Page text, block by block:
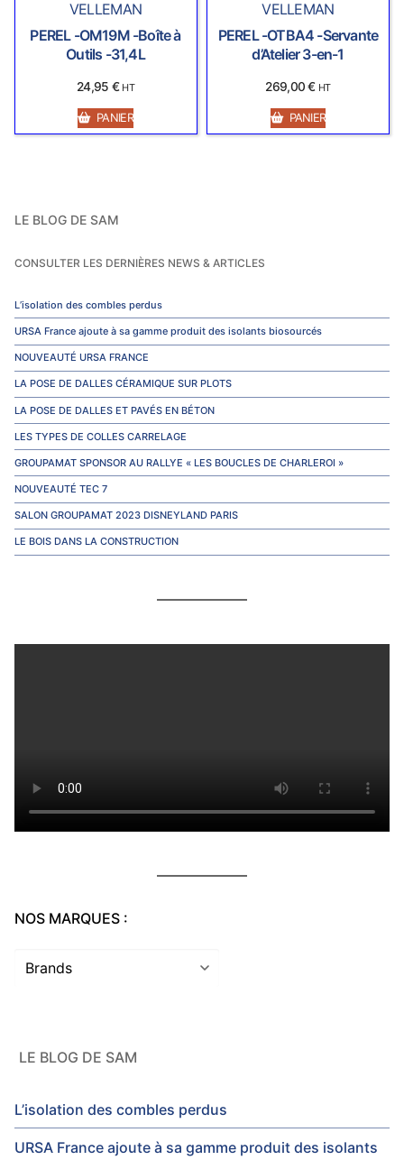
VELLEMAN
PEREL -OM19M -Boîte à
Outils -31,4L
24,95 € HT
PANIER
VELLEMAN
PEREL -OTBA4 -Servante
d’Atelier 3-en-1
269,00€ HT
PANIER
LE BLOG DE SAM
CONSULTER LES DERNIÈRES NEWS & ARTICLES
L’isolation des combles perdus
URSA France ajoute à sa gamme produit des isolants biosourcés
NOUVEAUTÉ URSA FRANCE
LA POSE DE DALLES CÉRAMIQUE SUR PLOTS
LA POSE DE DALLES ET PAVÉS EN BÉTON
LES TYPES DE COLLES CARRELAGE
GROUPAMAT SPONSOR AU RALLYE « LES BOUCLES DE CHARLEROI »
NOUVEAUTÉ TEC 7
SALON GROUPAMAT 2023 DISNEYLAND PARIS
LE BOIS DANS LA CONSTRUCTION
NOS MARQUES :
LE BLOG DE SAM
L’isolation des combles perdus
URSA France ajoute à sa gamme produit des isolants